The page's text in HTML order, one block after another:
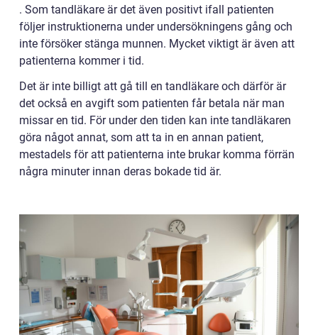
. Som tandläkare är det även positivt ifall patienten
följer instruktionerna under undersökningens gång och
inte försöker stänga munnen. Mycket viktigt är även att
patienterna kommer i tid.
Det är inte billigt att gå till en tandläkare och därför är
det också en avgift som patienten får betala när man
missar en tid. För under den tiden kan inte tandläkaren
göra något annat, som att ta in en annan patient,
mestadels för att patienterna inte brukar komma förrän
några minuter innan deras bokade tid är.